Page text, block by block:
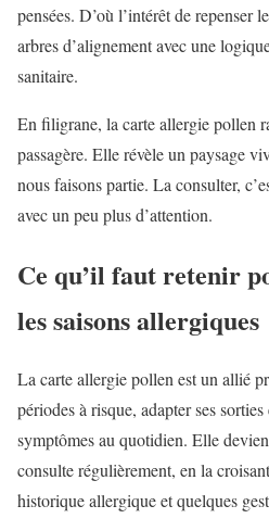
pensées. D’où l’intérêt de repenser
arbres d’alignement avec une
sanitaire.
En filigrane, la carte allergie pollen
passagère. Elle révèle un paysage
nous faisons partie. La consulter,
avec un peu plus d’attention.
Ce qu’il faut retenir
les saisons allergiques
La carte allergie pollen est un allié
périodes à risque, adapter ses
symptômes au quotidien. Elle
consulte régulièrement, en la
historique allergique et quelques